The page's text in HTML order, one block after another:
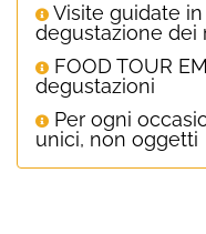
Visite guidate
degustazione dei
FOOD TOUR
degustazioni
Per ogni
unici, non oggetti